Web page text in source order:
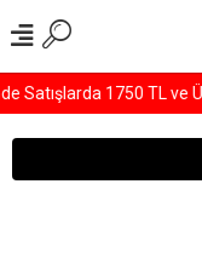
Satışlarda 1750 TL ve